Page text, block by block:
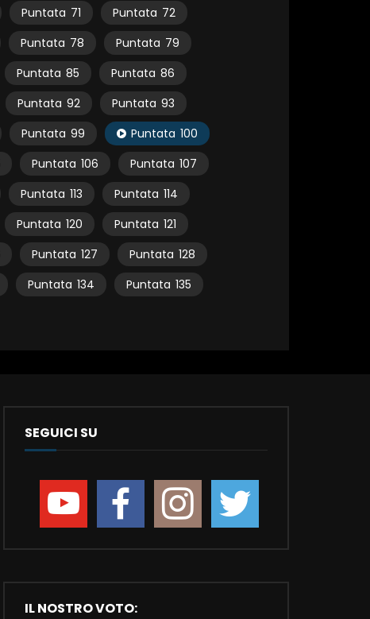
Puntata 71 Puntata 72
Puntata 78 Puntata 79
Puntata 85 Puntata 86
Puntata 92 Puntata 93
Puntata 99 Puntata 100
Puntata 106 Puntata 107
Puntata 113 Puntata 114
Puntata 120 Puntata 121
Puntata 127 Puntata 128
Puntata 134 Puntata 135
SEGUICI SU
IL NOSTRO VOTO: